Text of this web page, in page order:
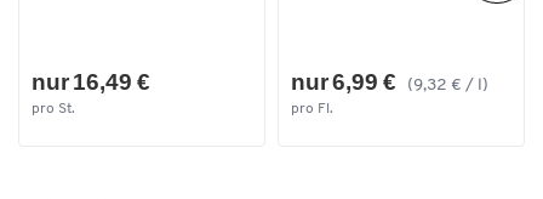
nur 16,49 €
pro St.
nur 6,99 € (9,32 € / l)
pro Fl.